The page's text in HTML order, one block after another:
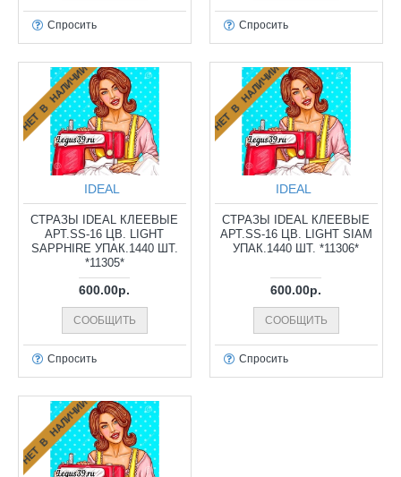
Спросить Спросить
НЕТ В НАЛИЧИИ
IDEAL
СТРАЗЫ IDEAL КЛЕЕВЫЕ
АРТ.SS-16 ЦВ. LIGHT
SAPPHIRE УПАК.1440 ШТ.
*11305*
600.00р.
СООБЩИТЬ
Спросить
НЕТ В НАЛИЧИИ
IDEAL
СТРАЗЫ IDEAL КЛЕЕВЫЕ
АРТ.SS-16 ЦВ. LIGHT SIAM
УПАК.1440 ШТ. *11306*
600.00р.
СООБЩИТЬ
Спросить
НЕТ В НАЛИЧИИ